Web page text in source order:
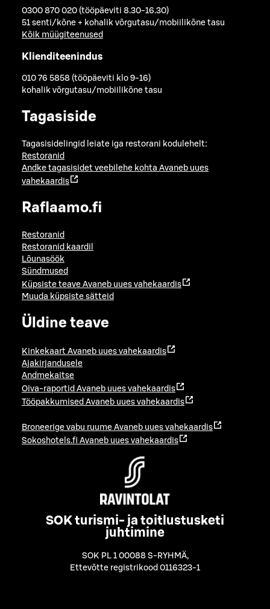
0300 870 020 (tööpäeviti 8.30-16.30)
51 senti/kõne + kohalik võrgutasu/mobiilikõne tasu
Kõik müügiteenused
Klienditeenindus
010 76 5858 (tööpäeviti klo 9-16)
kohalik võrgutasu/mobiilikõne tasu
Tagasiside
Tagasisidelingid leiate iga restorani kodulehelt:
Restoranid
Andke tagasisidet veebilehe kohta Avaneb uues
vahekaardis
Raflaamo.fi
Restoranid
Restoranid kaardil
Lõunasöök
Sündmused
Küpsiste teave Avaneb uues vahekaardis
Muuda küpsiste sätteid
Üldine teave
Kinkekaart Avaneb uues vahekaardis
Ajakirjandusele
Andmekaitse
Oiva-raportid Avaneb uues vahekaardis
Tööpakkumised Avaneb uues vahekaardis
Broneerige vabu ruume Avaneb uues vahekaardis
Sokoshotels.fi Avaneb uues vahekaardis
SOK turismi- ja toitlustusketi
juhtimine
SOK PL 1 00088 S-RYHMÄ,
Ettevõtte registrikood 0116323-1